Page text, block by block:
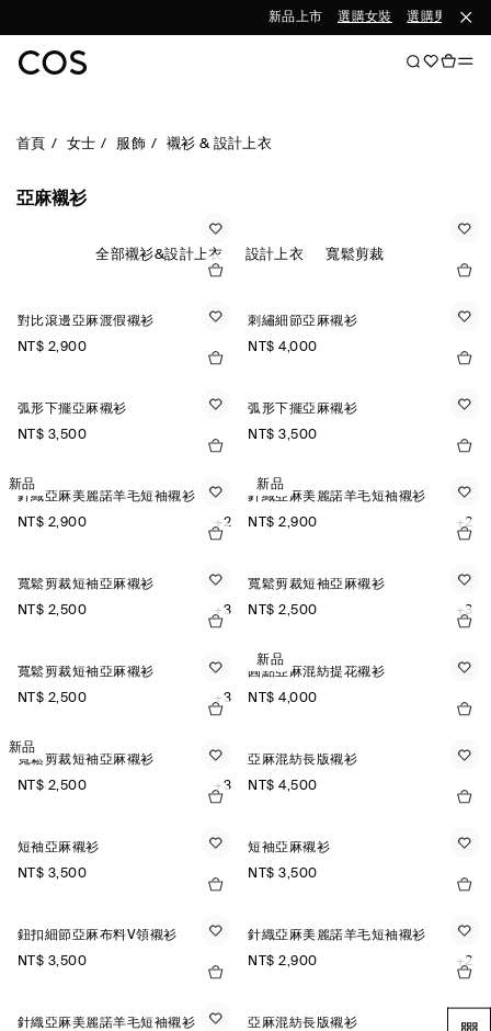
新品上市 選購女裝 選購男裝
首頁 女士 服飾 襯衫 & 設計上衣
亞麻襯衫
全部襯衫&設計上衣 設計上衣 寬鬆剪裁
對比滾邊亞麻渡假襯衫
NT$ 2,900
刺繡細節亞麻襯衫
NT$ 4,000
弧形下擺亞麻襯衫
NT$ 3,500
弧形下擺亞麻襯衫
NT$ 3,500
新品
針織亞麻美麗諾羊毛短袖襯衫
NT$ 2,900
+2
新品
針織亞麻美麗諾羊毛短袖襯衫
NT$ 2,900
+2
寬鬆剪裁短袖亞麻襯衫
NT$ 2,500
+3
寬鬆剪裁短袖亞麻襯衫
NT$ 2,500
+3
寬鬆剪裁短袖亞麻襯衫
NT$ 2,500
+3
新品
圓點亞麻混紡提花襯衫
NT$ 4,000
新品
寬鬆剪裁短袖亞麻襯衫
NT$ 2,500
+3
亞麻混紡長版襯衫
NT$ 4,500
短袖亞麻襯衫
NT$ 3,500
短袖亞麻襯衫
NT$ 3,500
鈕扣細節亞麻布料V領襯衫
NT$ 3,500
針織亞麻美麗諾羊毛短袖襯衫
NT$ 2,900
+2
針織亞麻美麗諾羊毛短袖襯衫
亞麻混紡長版襯衫